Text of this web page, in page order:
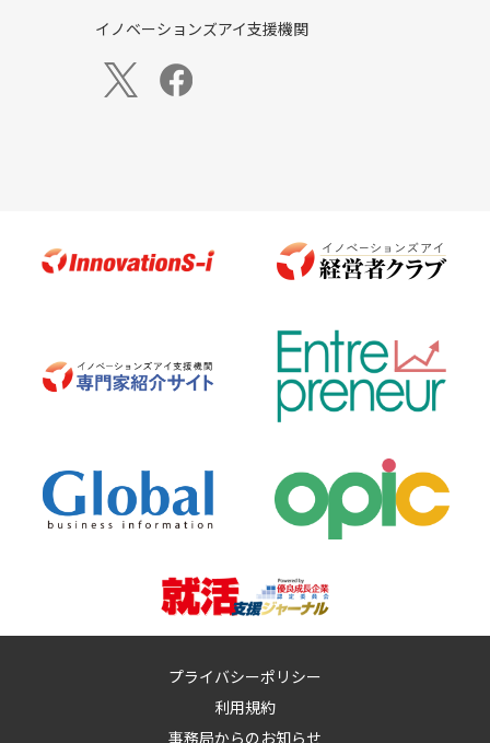
イノベーションズアイ支援機関
プライバシーポリシー
利用規約
事務局からのお知らせ